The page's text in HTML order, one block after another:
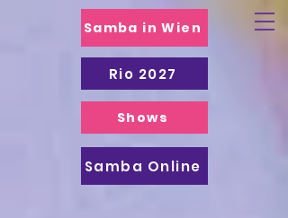
Samba in Wien
Samba Online
Shows
Rio 2027